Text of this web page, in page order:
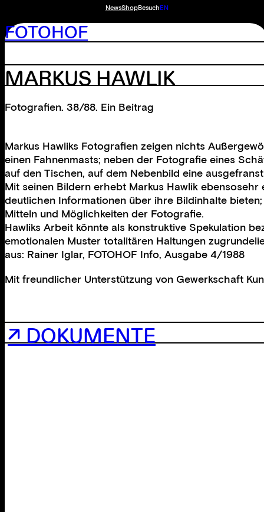
NewsShopBesuchEN
FOTOHOF
MARKUS HAWLIK
Fotografien. 38/88. Ein Beitrag
Markus Hawliks Fotografien zeigen nichts
einen Fahnenmasts; neben der Fotografie eines
auf den Tischen, auf dem Nebenbild eine
Mit seinen Bildern erhebt Markus Hawlik
deutlichen Informationen über ihre Bildinhalte
Mitteln und Möglichkeiten der Fotografie.
Hawliks Arbeit könnte als konstruktive Spekulation
emotionalen Muster totalitären Haltungen
aus: Rainer Iglar, FOTOHOF Info, Ausgabe 4/1988
Mit freundlicher Unterstützung von Gewerkschaft
↗ DOKUMENTE